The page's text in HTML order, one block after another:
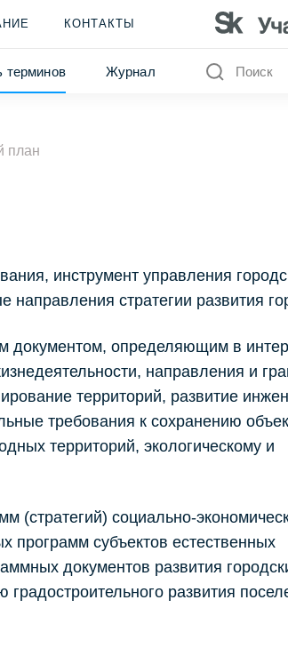
КОНТАКТЫ
терминов Журнал Поиск
план
инструмент управления
стратегии развития
документом, определяющим в
направления и
территорий, развитие
требования к сохранению
территорий, экологическому и
(стратегий) социально-
программ субъектов естественных
документов развития
развития